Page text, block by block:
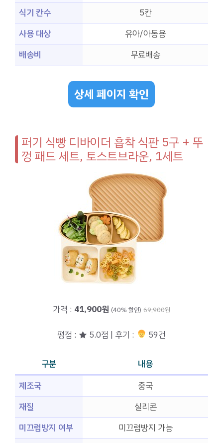
식기 칸수
5칸
사용 대상
유아/아동용
배송비
무료배송
상세 페이지 확인
퍼기 식빵 디바이더 흡착 식판 5구 + 뚜
껑 패드 세트, 토스트브라운, 1세트
가격 : 41,900원 (40% 할인) 69,900원
평점 : ★ 5.0점 | 후기 : 59건
구분
내용
제조국
중국
재질
실리콘
미끄럼방지 여부
미끄럼방지 가능